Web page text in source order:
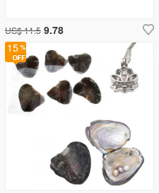
US$ 11.5 9.78
15